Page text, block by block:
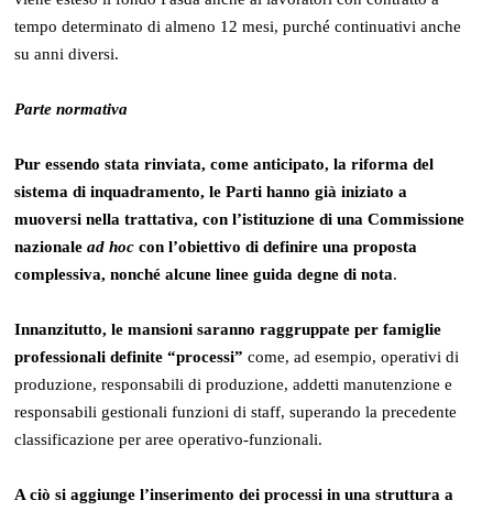
tempo determinato di almeno 12 mesi, purché continuativi anche
su anni diversi.
Parte normativa
Pur essendo stata rinviata, come anticipato, la riforma del
sistema di inquadramento, le Parti hanno già iniziato a
muoversi nella trattativa, con l’istituzione di una Commissione
nazionalead hoccon l’obiettivo di definire una proposta
complessiva, nonché alcune linee guida degne di nota.
Innanzitutto, le mansioni saranno raggruppate per famiglie
professionali definite “processi” come, ad esempio, operativi di
produzione, responsabili di produzione, addetti manutenzione e
responsabili gestionali funzioni di staff, superando la precedente
classificazione per aree operativo-funzionali.
A ciò si aggiunge l’inserimento dei processi in una struttura a